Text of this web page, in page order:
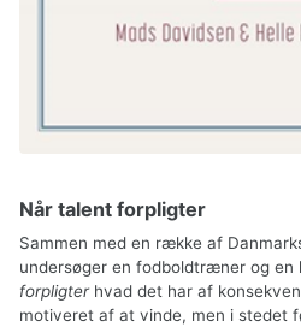
Når talent forpligter
Sammen med en række af
undersøger en fodboldtræner og en
forpligterhvad det har af
motiveret af at vinde, men i stedet